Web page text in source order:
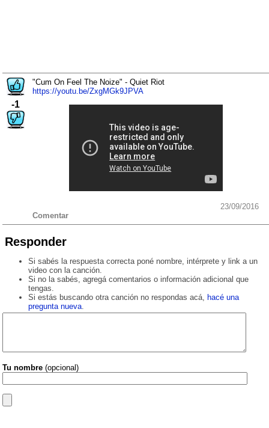
-1
"Cum On Feel The Noize" - Quiet Riot
https://youtu.be/ZxgMGk9JPVA
23/09/2016
Comentar
Responder
Si sabés la respuesta correcta poné nombre, intérprete y link a un
video con la canción.
Si no la sabés, agregá comentarios o información adicional que
tengas.
Si estás buscando otra canción no respondas acá, hacé una
pregunta nueva.
Tu nombre (opcional)